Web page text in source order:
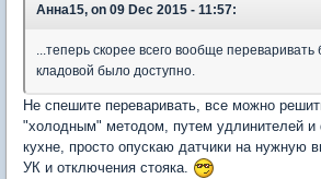
Анна15, on 09 Dec 2015 - 11:57:
...теперь скорее всего вообще
кладовой было доступно.
Не спешите переваривать, все можно
"холодным" методом, путем удлинителей и
кухне, просто опускаю датчики на нужную
УК и отключения стояка.